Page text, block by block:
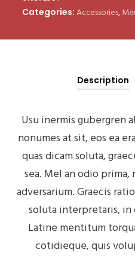
Categories: Accessories,
Description
Usu inermis gubergren
nonumes at sit, eos ea
quas dicam soluta,
sea. Mel an odio
adversarium. Graecis
soluta interpretaris, in
Latine mentitum
cotidieque, quis